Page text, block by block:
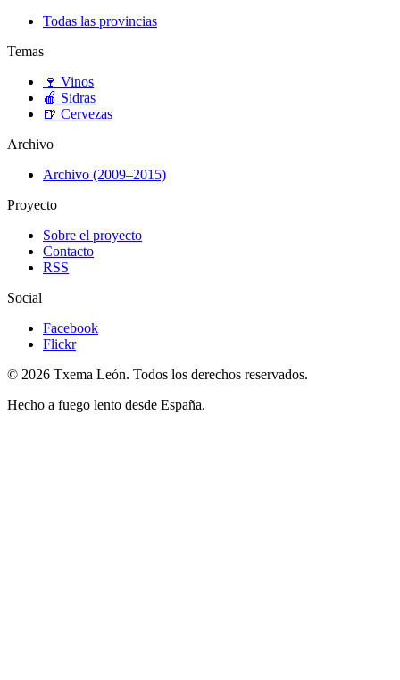
Todas las provincias
Temas
🍷 Vinos
🍎 Sidras
🍺 Cervezas
Archivo
Archivo (2009–2015)
Proyecto
Sobre el proyecto
Contacto
RSS
Social
Facebook
Flickr
© 2026 Txema León. Todos los derechos reservados.
Hecho a fuego lento desde España.